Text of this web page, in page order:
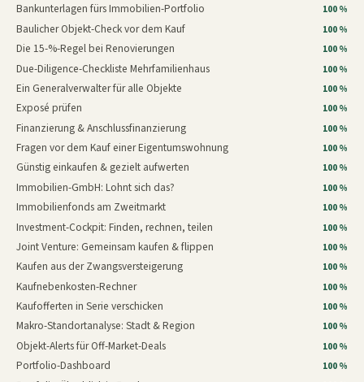
Bankunterlagen fürs Immobilien-Portfolio 100 %
Baulicher Objekt-Check vor dem Kauf 100 %
Die 15-%-Regel bei Renovierungen 100 %
Due-Diligence-Checkliste Mehrfamilienhaus 100 %
Ein Generalverwalter für alle Objekte 100 %
Exposé prüfen 100 %
Finanzierung & Anschlussfinanzierung 100 %
Fragen vor dem Kauf einer Eigentumswohnung 100 %
Günstig einkaufen & gezielt aufwerten 100 %
Immobilien-GmbH: Lohnt sich das? 100 %
Immobilienfonds am Zweitmarkt 100 %
Investment-Cockpit: Finden, rechnen, teilen 100 %
Joint Venture: Gemeinsam kaufen & flippen 100 %
Kaufen aus der Zwangsversteigerung 100 %
Kaufnebenkosten-Rechner 100 %
Kaufofferten in Serie verschicken 100 %
Makro-Standortanalyse: Stadt & Region 100 %
Objekt-Alerts für Off-Market-Deals 100 %
Portfolio-Dashboard 100 %